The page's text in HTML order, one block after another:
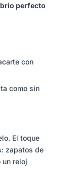
perfecto
con
como sin
El toque
zapatos de
un reloj